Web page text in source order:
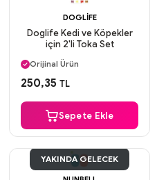
DOGLIFE
Doglife Kedi ve Köpekler
için 2'li Toka Set
Aynı Gün Kargo
Orijinal Ürün
Güvenli Ödeme
250,35 TL
Sepete Ekle
YAKINDA GELECEK